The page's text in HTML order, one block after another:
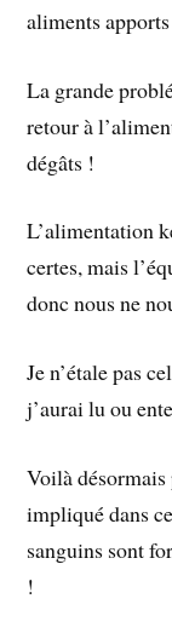
aliments
La grande
retour à
dégâts !
L’alimentation
certes, mais
donc nous ne
Je n’étale pas
j’aurai lu ou
Voilà
impliqué dans
sanguins sont
!